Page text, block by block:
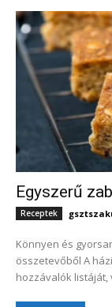
Egyszerű
Receptek
Könnyen és
összetevőből A házi sütés nem feltétlenül igényli a hosszú
hozzávalók listáját,